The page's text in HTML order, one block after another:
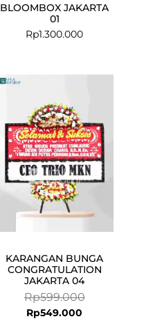
BLOOMBOX JAKARTA
01
Rp1.300.000
KARANGAN BUNGA
CONGRATULATION
JAKARTA 04
Rp599.000
Rp599.000.
Rp549.000
Rp549.000.